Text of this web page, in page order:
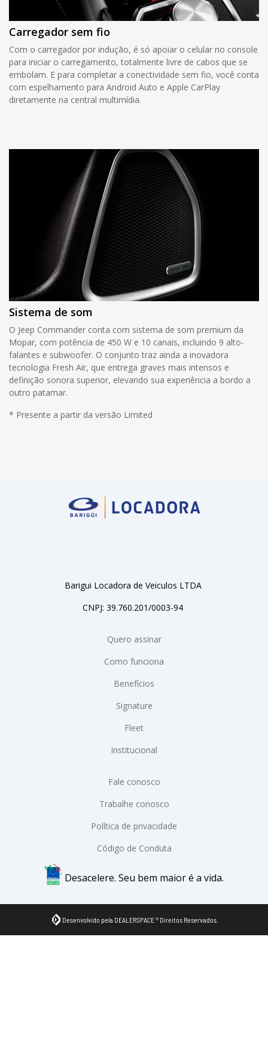
Carregador sem fio
Com o carregador por indução, é só apoiar o celular no console
para iniciar o carregamento, totalmente livre de cabos que se
embolam. E para completar a conectividade sem fio, você conta
com espelhamento para Android Auto e Apple CarPlay
diretamente na central multimídia.
Sistema de som
O Jeep Commander conta com sistema de som premium da
Mopar, com potência de 450 W e 10 canais, incluindo 9 alto-
falantes e subwoofer. O conjunto traz ainda a inovadora
tecnologia Fresh Air, que entrega graves mais intensos e
definição sonora superior, elevando sua experiência a bordo a
outro patamar.
* Presente a partir da versão Limited
Barigui Locadora de Veiculos LTDA
CNPJ: 39.760.201/0003-94
Quero assinar
Como funciona
Benefícios
Signature
Fleet
Institucional
Fale conosco
Trabalhe conosco
Política de privacidade
Código de Conduta
Desacelere. Seu bem maior é a vida.
Desenvolvido pela DEALERSPACE ® Direitos Reservados.